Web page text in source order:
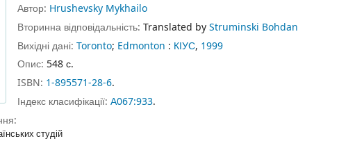
Автор: Hrushevsky Mykhailo
Вторинна відповідальність: Translated byStruminski Bohdan
Вихідні дані: Toronto; Edmonton : КІУС, 1999
Опис: 548 с.
ISBN: 1-895571-28-6.
Індекс класифікації: А067:933.
студій